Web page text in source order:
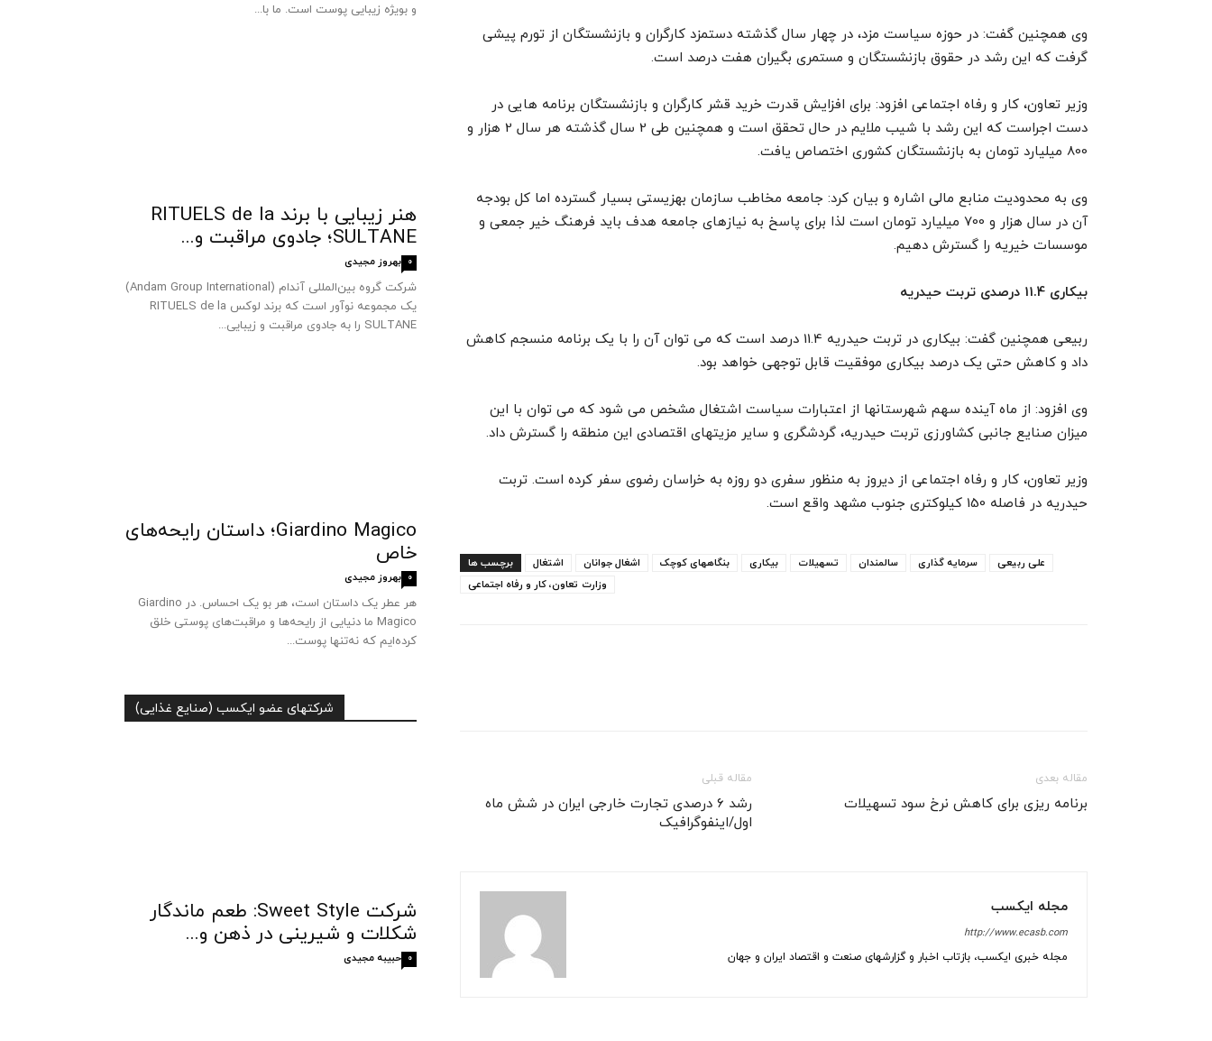
وی همچنین گفت: در حوزه سیاست مزد، در چهار سال گذشته دستمزد کارگران و بازنشستگان از تورم پیشی
گرفت که این رشد در حقوق بازنشستگان و مستمری بگیران هفت درصد است.
وزیر تعاون، کار و رفاه اجتماعی افزود: برای افزایش قدرت خرید قشر کارگران و بازنشستگان برنامه هایی در
دست اجراست که این رشد با شیب ملایم در حال تحقق است و همچنین طی 2 سال گذشته هر سال 2 هزار و
800 میلیارد تومان به بازنشستگان کشوری اختصاص یافت.
وی به محدودیت منابع مالی اشاره و بیان کرد: جامعه مخاطب سازمان بهزیستی بسیار گسترده اما کل بودجه
آن در سال هزار و 700 میلیارد تومان است لذا برای پاسخ به نیازهای جامعه هدف باید فرهنگ خیر جمعی و
موسسات خیریه را گسترش دهیم.
بیکاری 11.4 درصدی تربت حیدریه
ربیعی همچنین گفت: بیکاری در تربت حیدریه 11.4 درصد است که می توان آن را با یک برنامه منسجم کاهش
داد و کاهش حتی یک درصد بیکاری موفقیت قابل توجهی خواهد بود.
وی افزود: از ماه آینده سهم شهرستانها از اعتبارات سیاست اشتغال مشخص می شود که می توان با این
میزان صنایع جانبی کشاورزی تربت حیدریه، گردشگری و سایر مزیتهای اقتصادی این منطقه را گسترش داد.
وزیر تعاون، کار و رفاه اجتماعی از دیروز به منظور سفری دو روزه به خراسان رضوی سفر کرده است. تربت
حیدریه در فاصله 150 کیلوکتری جنوب مشهد واقع است.
برچسب ها اشتغال اشغال جوانان بنگاههای کوچک بیکاری تسهیلات سالمندان سرمایه گذاری
علی ربیعی
وزارت تعاون، کار و رفاه اجتماعی
مقاله قبلی
رشد ۶ درصدی تجارت خارجی ایران در شش ماه
اول/اینفوگرافیک
مقاله بعدی
برنامه ریزی برای کاهش نرخ سود تسهیلات
مجله ایکسب
http://www.ecasb.com
مجله خبری ایکسب، بازتاب اخبار و گزارشهای صنعت و اقتصاد ایران و جهان
و بویژه زیبایی پوست است. ما با...
هنر زیبایی با برند RITUELS de la
SULTANE؛ جادوی مراقبت و...
بهروز مجیدی 0
شرکت گروه بین‌المللی آندام (Andam Group International)
یک مجموعه نوآور است که برند لوکس RITUELS de la
SULTANE را به جادوی مراقبت و زیبایی...
Giardino Magico؛ داستان رایحه‌های
خاص
بهروز مجیدی 0
هر عطر یک داستان است، هر بو یک احساس. در Giardino
Magico ما دنیایی از رایحه‌ها و مراقبت‌های پوستی خلق
کرده‌ایم که نه‌تنها پوست...
شرکتهای عضو ایکسب (صنایع غذایی)
شرکت Sweet Style: طعم ماندگار
شکلات و شیرینی در ذهن و...
حبیبه مجیدی 0